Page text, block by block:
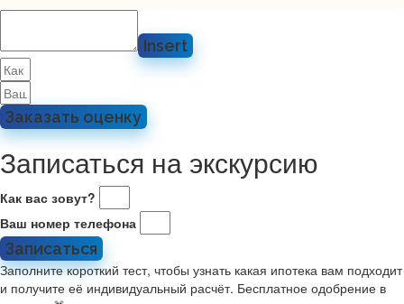
Insert
Заказать оценку
Записаться на экскурсию
Как вас зовут?
Ваш номер телефона
Записаться
Заполните короткий тест, чтобы узнать какая ипотека вам подходит
и получите её индивидуальный расчёт. Бесплатное одобрение в